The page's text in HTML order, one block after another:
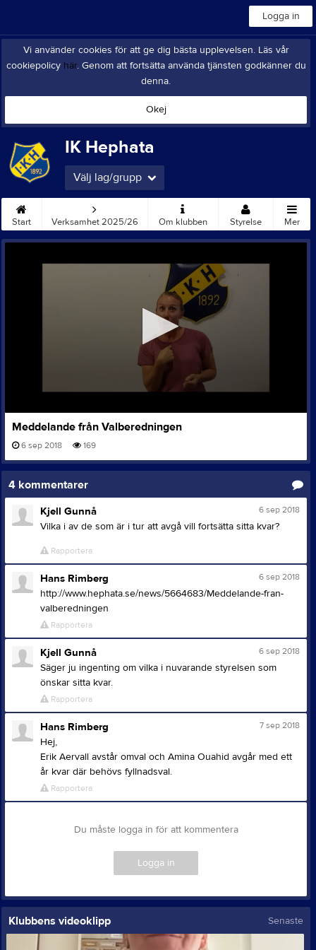
Logga in
Vi använder cookies för att ge dig bästa upplevelsen. Läs vår
cookiepolicy här. Genom att fortsätta använda tjänsten godkänner du
denna.
Okej
IK Hephata
Välj lag/grupp
Start Verksamhet 2025/26 Om klubben Styrelse Mer
seconds
of
33
seconds
Meddelande från Valberedningen
6 sep 2018 169
4 kommentarer
6 sep 2018
Kjell Gunnå
Vilka i av de som är i tur att avgå vill fortsätta sitta kvar?
Rapportera
6 sep 2018
Hans Rimberg
http://www.hephata.se/news/5664683/Meddelande-fran-
valberedningen
Rapportera
6 sep 2018
Kjell Gunnå
Säger ju ingenting om vilka i nuvarande styrelsen som
önskar sitta kvar.
Rapportera
7 sep 2018
Hans Rimberg
Hej,
Erik Aervall avstår omval och Amina Ouahid avgår med ett
år kvar där behövs fyllnadsval.
Rapportera
Du måste logga in för att kommentera
Logga in
Klubbens videoklipp Senaste